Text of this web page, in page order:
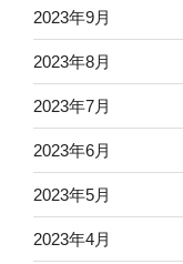
2023年9月
2023年8月
2023年7月
2023年6月
2023年5月
2023年4月